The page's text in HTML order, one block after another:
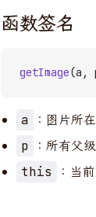
函数签名
getImage(a,
a ：图片所
p ：所有父
this ：当